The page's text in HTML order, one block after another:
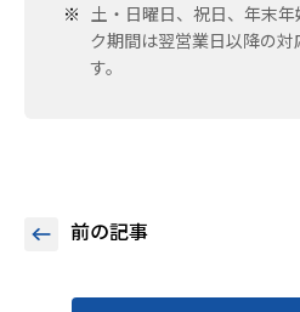
土・日曜日、祝日、年末
ク期間は翌営業日以降の
す。
前の記事